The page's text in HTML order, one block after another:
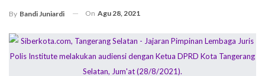
By Bandi Juniardi On Agu 28, 2021